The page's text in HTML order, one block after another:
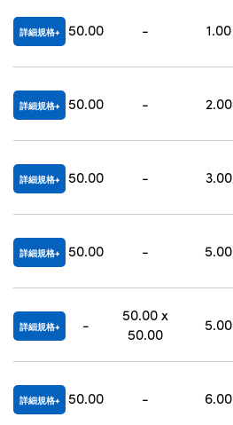
詳細規格 50.00 - 1.00
詳細規格 50.00 - 2.00
詳細規格 50.00 - 3.00
詳細規格 50.00 - 5.00
詳細規格 -
50.00 x
50.00
5.00
詳細規格 50.00 - 6.00